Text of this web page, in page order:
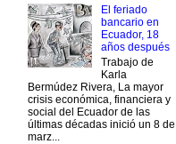
El feriado
bancario en
Ecuador, 18
años después
Trabajo de
Karla
Bermúdez Rivera, La mayor
crisis económica, financiera y
social del Ecuador de las
últimas décadas inició un 8 de
marz...